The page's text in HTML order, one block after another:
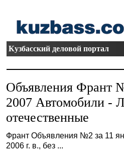
Кузбасский деловой портал
Объявления Франт
2007 Автомобили -
отечественные
Франт Объявления №2 за 11
2006 г. в., без ...